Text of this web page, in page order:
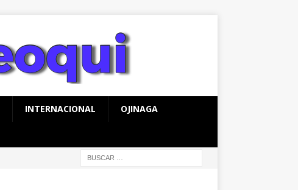
INTERNACIONAL OJINAGA